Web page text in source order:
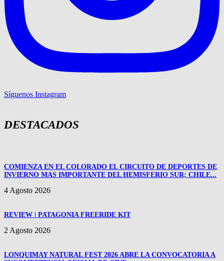
Síguenos Instagram
DESTACADOS
COMIENZA EN EL COLORADO EL CIRCUITO DE DEPORTES DE
INVIERNO MAS IMPORTANTE DEL HEMISFERIO SUR; CHILE...
4 Agosto 2026
REVIEW | PATAGONIA FREERIDE KIT
2 Agosto 2026
LONQUIMAY NATURAL FEST 2026 ABRE LA CONVOCATORIA A